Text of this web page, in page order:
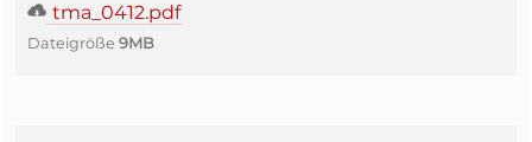
tma_0412.pdf
Dateigröße 9MB